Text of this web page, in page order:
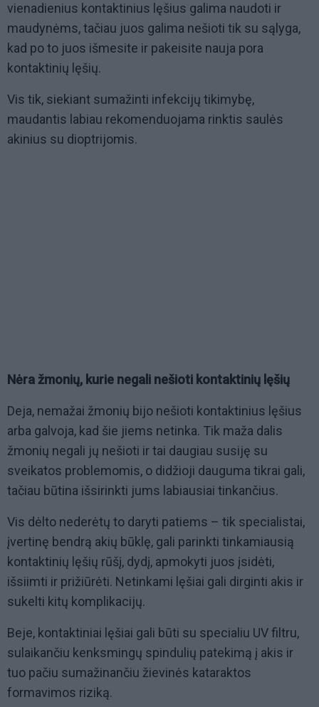
vienadienius kontaktinius lęšius galima naudoti ir
maudynėms, tačiau juos galima nešioti tik su sąlyga,
kad po to juos išmesite ir pakeisite nauja pora
kontaktinių lęšių.
Vis tik, siekiant sumažinti infekcijų tikimybę,
maudantis labiau rekomenduojama rinktis saulės
akinius su dioptrijomis.
Nėra žmonių, kurie negali nešioti kontaktinių lęšių
Deja, nemažai žmonių bijo nešioti kontaktinius lęšius
arba galvoja, kad šie jiems netinka. Tik maža dalis
žmonių negali jų nešioti ir tai daugiau susiję su
sveikatos problemomis, o didžioji dauguma tikrai gali,
tačiau būtina išsirinkti jums labiausiai tinkančius.
Vis dėlto nederėtų to daryti patiems – tik specialistai,
įvertinę bendrą akių būklę, gali parinkti tinkamiausią
kontaktinių lęšių rūšį, dydį, apmokyti juos įsidėti,
išsiimti ir prižiūrėti. Netinkami lęšiai gali dirginti akis ir
sukelti kitų komplikacijų.
Beje, kontaktiniai lęšiai gali būti su specialiu UV filtru,
sulaikančiu kenksmingų spindulių patekimą į akis ir
tuo pačiu sumažinančiu žievinės kataraktos
formavimos riziką.